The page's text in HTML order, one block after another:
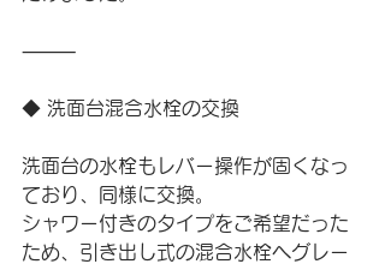
⸻
◆ 洗面台混合水栓の交換
洗面台の水栓もレバー操作が固くなっ
ており、同様に交換。
シャワー付きのタイプをご希望だった
ため、引き出し式の混合水栓へグレー